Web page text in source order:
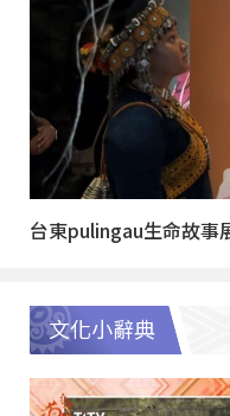
台東pulingau生命故事
文化小辭典